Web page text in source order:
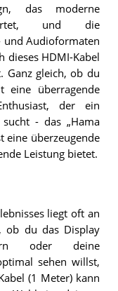
das moderne
und die
und Audioformaten
dieses HDMI-Kabel
Ganz gleich, ob du
überragende
der ein
- das „Hama
eine überzeugende
Leistung bietet.
liegt oft an
ob du das Display
oder deine
sehen willst,
(1 Meter) kann